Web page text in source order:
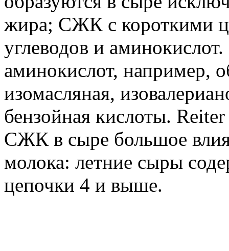
жира; СЖК с короткими
углеводов и
аминокислот, например,
изомасляная,
бензойная кислоты.
СЖК в сыре большое
молока: летние сыры
цепочки 4 и выше.